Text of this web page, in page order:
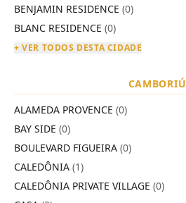
BENJAMIN RESIDENCE (0)
BLANC RESIDENCE (0)
+ VER TODOS DESTA CIDADE
CAMBORIÚ
ALAMEDA PROVENCE (0)
BAY SIDE (0)
BOULEVARD FIGUEIRA (0)
CALEDÔNIA (1)
CALEDÔNIA PRIVATE VILLAGE (0)